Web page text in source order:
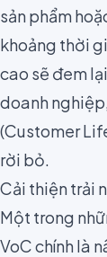
sản phẩm
khoảng thời
cao sẽ đem
doanh
(Customer
rời bỏ.
Cải thiện trải
Một trong
VoC chính là